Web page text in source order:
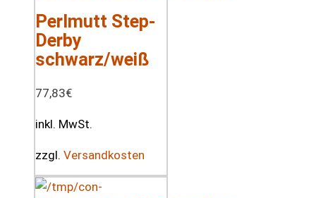
Perlmutt Step-
Derby
schwarz/weiß
77,83€
inkl. MwSt.
zzgl. Versandkosten